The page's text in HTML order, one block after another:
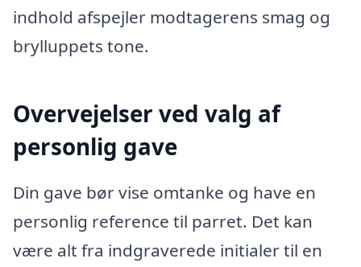
indhold afspejler modtagerens smag og
brylluppets tone.
Overvejelser ved valg af
personlig gave
Din gave bør vise omtanke og have en
personlig reference til parret. Det kan
være alt fra indgraverede initialer til en